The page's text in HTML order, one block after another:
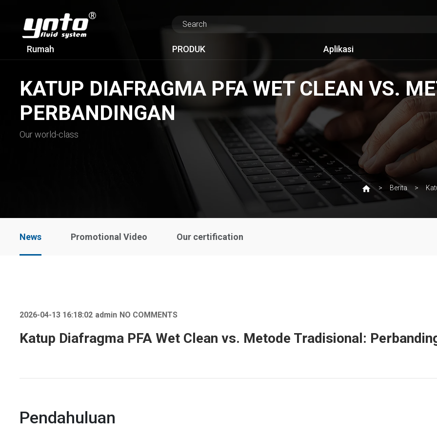
Rumah PRODUK Aplikasi
KATUP DIAFRAGMA PFA WET CLEAN VS.
PERBANDINGAN
Our world-class
Berita
News Promotional Video Our certification
2026-04-13 16:18:02 admin NO COMMENTS
Katup Diafragma PFA Wet Clean vs. Metode Tradisional:
Pendahuluan